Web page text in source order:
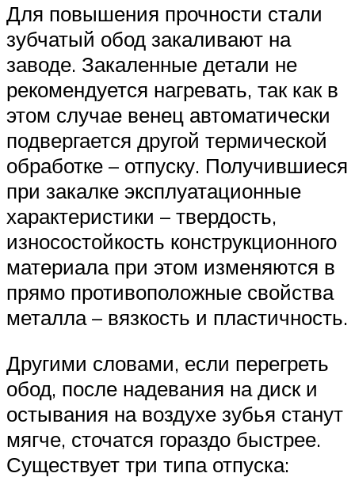
Для повышения прочности стали
зубчатый обод закаливают на
заводе. Закаленные детали не
рекомендуется нагревать, так как в
этом случае венец автоматически
подвергается другой термической
обработке – отпуску. Получившиеся
при закалке эксплуатационные
характеристики – твердость,
износостойкость конструкционного
материала при этом изменяются в
прямо противоположные свойства
металла – вязкость и пластичность.
Другими словами, если перегреть
обод, после надевания на диск и
остывания на воздухе зубья станут
мягче, сточатся гораздо быстрее.
Существует три типа отпуска: